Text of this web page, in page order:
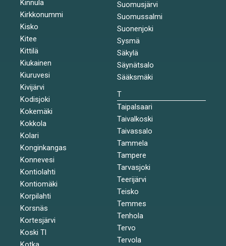
Kinnula
Kirkkonummi
Kisko
Kitee
Kittilä
Kiukainen
Kiuruvesi
Kivijärvi
Kodisjoki
Kokemäki
Kokkola
Kolari
Konginkangas
Konnevesi
Kontiolahti
Kontiomäki
Korpilahti
Korsnäs
Kortesjärvi
Koski Tl
Suomusjärvi
Suomussalmi
Suonenjoki
Sysmä
Säkylä
Säynätsalo
Sääksmäki
T
Taipalsaari
Taivalkoski
Taivassalo
Tammela
Tampere
Tarvasjoki
Teerijärvi
Teisko
Temmes
Tenhola
Tervo
Tervola